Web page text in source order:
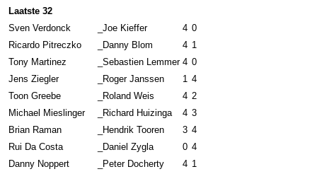
Laatste 32
Sven Verdonck
Joe Kieffer 4 0
Ricardo Pitreczko
Danny Blom 4 1
Tony Martinez
Sebastien Lemmer 4 0
Jens Ziegler
Roger Janssen 1 4
Toon Greebe
Roland Weis 4 2
Michael Mieslinger
Richard Huizinga 4 3
Brian Raman
Hendrik Tooren 3 4
Rui Da Costa
Daniel Zygla 0 4
Danny Noppert
Peter Docherty 4 1